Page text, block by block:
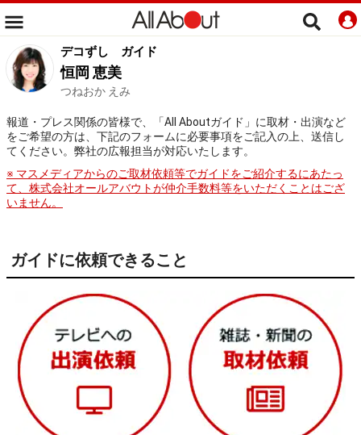
デコずし ガイド
恒岡 恵美
つねおか えみ
報道・プレス関係の皆様で、「All Aboutガイド」に取材・出演など
をご希望の方は、下記のフォームに必要事項をご記入の上、送信し
てください。弊社の広報担当が対応いたします。
※ マスメディアからのご取材依頼等でガイドをご紹介するにあたっ
て、株式会社オールアバウトが仲介手数料等をいただくことはござ
いません。
ガイドに依頼できること